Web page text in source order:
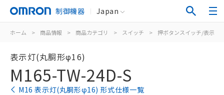
制御機器 Japan
ホーム > 商品情報 > 商品カテゴリ > スイッチ > 押ボタンスイッチ/表示灯
表示灯(丸胴形φ16)
M165-TW-24D-S
M16 表示灯(丸胴形φ16) 形式仕様一覧